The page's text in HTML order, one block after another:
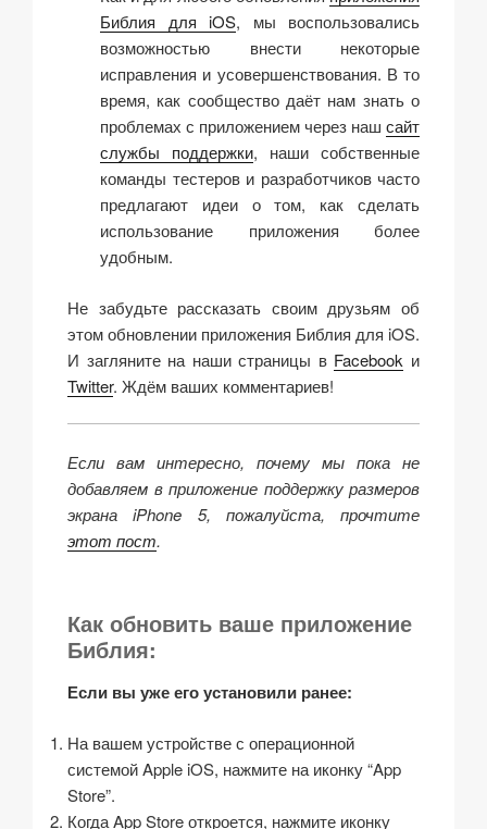
Библия для iOS, мы воспользовались
возможностью внести некоторые
исправления и усовершенствования. В то
время, как сообщество даёт нам знать о
проблемах с приложением через наш сайт
службы поддержки, наши собственные
команды тестеров и разработчиков часто
предлагают идеи о том, как сделать
использование приложения более
удобным.
Не забудьте рассказать своим друзьям об
этом обновлении приложения Библия для iOS.
И загляните на наши страницы в Facebook и
Twitter. Ждём ваших комментариев!
Если вам интересно, почему мы пока не
добавляем в приложение поддержку размеров
экрана iPhone 5, пожалуйста, прочтите
этот пост.
Как обновить ваше приложение
Библия:
Если вы уже его установили ранее:
На вашем устройстве с операционной
системой Apple iOS, нажмите на иконку “App
Store”.
Когда App Store откроется, нажмите иконку